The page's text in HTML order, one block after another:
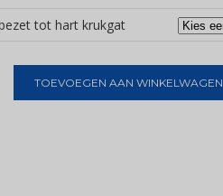
tot hart krukgat
TOEVOEGEN AAN WINKELWAGEN